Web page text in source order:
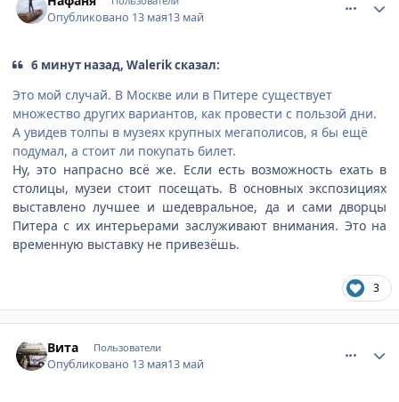
Опубликовано 13 мая13 май
6 минут назад, Walerik сказал:
Это мой случай. В Москве или в Питере существует
множество других вариантов, как провести с пользой дни.
А увидев толпы в музеях крупных мегаполисов, я бы ещё
подумал, а стоит ли покупать билет.
Ну, это напрасно всё же. Если есть возможность ехать в
столицы, музеи стоит посещать. В основных экспозициях
выставлено лучшее и шедевральное, да и сами дворцы
Питера с их интерьерами заслуживают внимания. Это на
временную выставку не привезёшь.
3
Вита Пользователи
Опубликовано 13 мая13 май